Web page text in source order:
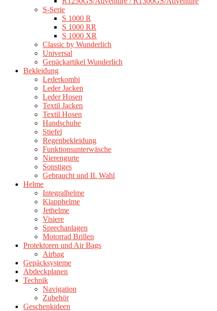
S-Serie
S 1000 R
S 1000 RR
S 1000 XR
Classic by Wunderlich
Universal
Gepäckartikel Wunderlich
Bekleidung
Lederkombi
Leder Jacken
Leder Hosen
Textil Jacken
Textil Hosen
Handschuhe
Stiefel
Regenbekleidung
Funktionsunterwäsche
Nierengurte
Sonstiges
Gebraucht und II. Wahl
Helme
Integralhelme
Klapphelme
Jethelme
Visiere
Sprechanlagen
Motorrad Brillen
Protektoren und Air Bags
Airbag
Gepäcksysteme
Abdeckplanen
Technik
Navigation
Zubehör
Geschenkideen